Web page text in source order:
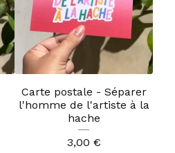
Carte postale - Séparer
l'homme de l'artiste à la
hache
3,00 €